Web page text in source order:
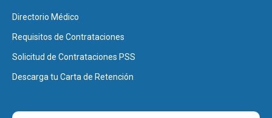
Directorio Médico
Requisitos de Contrataciones
Solicitud de Contrataciones PSS
Descarga tu Carta de Retención